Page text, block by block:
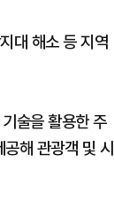
대 해소 등 지역
술을 활용한 주
해 관광객 및 시